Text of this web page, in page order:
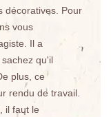
décoratives. Pour
vous
Il a
qu'il
plus, ce
rendu de travail.
il faut le